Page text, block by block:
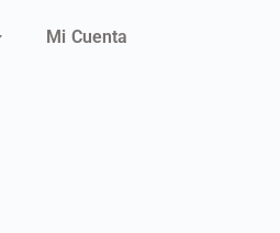
Mi Cuenta